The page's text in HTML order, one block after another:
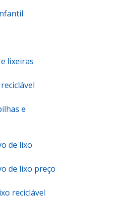
lixeiras
e
de lixo
de lixo preço
reciclável